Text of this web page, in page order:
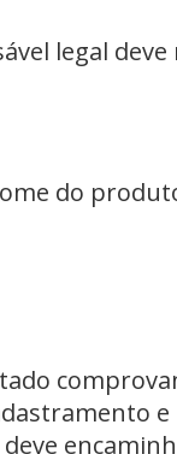
legal
do
e